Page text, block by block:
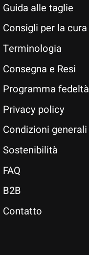
Guida alle taglie
Consigli per la cura
Terminologia
Consegna e Resi
Programma fedeltà
Privacy policy
Condizioni generali
Sostenibilità
FAQ
B2B
Contatto